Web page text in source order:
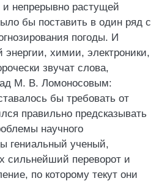
непрерывно растущей
бы поставить в один ряд с
погоды. И
энергии, химии, электроники,
звучат слова,
М. В. Ломоносовым:
бы требовать от
правильно предсказывать
научного
гениальный ученый,
сильнейший переворот и
по которому текут они